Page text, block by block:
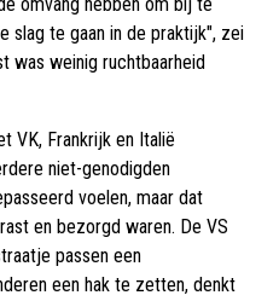
slag te gaan in de praktijk", zei
was weinig ruchtbaarheid
VK, Frankrijk en Italië
niet-genodigden
voelen, maar dat
en bezorgd waren. De VS
passen een
een hak te zetten, denkt